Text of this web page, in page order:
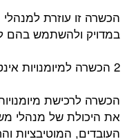
הכשרה זו עוזרת
במדויק ולהשתמש בהם
2 הכשרה למיומנויות אינטליגנציה רגשית:
הכשרה לרכישת
את היכולת של מנהלי
העובדים, המוטיבציות